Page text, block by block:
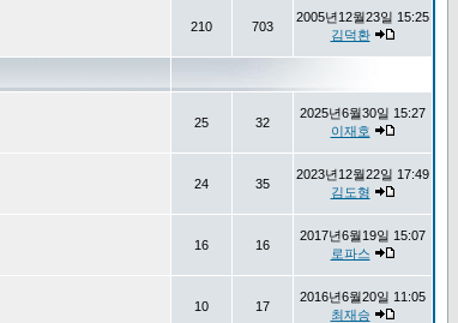
210 703
2005년12월23일 15:25
김덕환
25 32
2025년6월30일 15:27
이재호
24 35
2023년12월22일 17:49
김도형
16 16
2017년6월19일 15:07
로파스
10 17
2016년6월20일 11:05
최재승